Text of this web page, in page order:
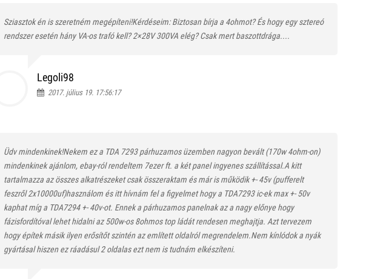
Sziasztok én is szeretném megépíteni!Kérdéseim: Biztosan bírja a 4ohmot? És hogy egy sztereó
rendszer esetén hány VA-os trafó kell? 2×28V 300VA elég? Csak mert baszottdrága....
Legoli98
2017. július 19. 17:56:17
Üdv mindenkinek!Nekem ez a TDA 7293 párhuzamos üzemben nagyon bevált (170w 4ohm-on)
mindenkinek ajánlom, ebay-ról rendeltem 7ezer ft. a két panel ingyenes szállítással.A kitt
tartalmazza az összes alkatrészeket csak összeraktam és már is működik +- 45v (pufferelt
feszről 2x10000uf)használom és itt hívnám fel a figyelmet hogy a TDA7293 ic-ek max +- 50v
kaphat míg a TDA7294 +- 40v-ot. Ennek a párhuzamos panelnak az a nagy előnye hogy
fázisfordítóval lehet hidalni az 500w-os 8ohmos top ládát rendesen meghajtja. Azt tervezem
hogy építek másik ilyen erősítőt szintén az említett oldalról megrendelem.Nem kínlódok a nyák
gyártásal hiszen ez ráadásul 2 oldalas ezt nem is tudnám elkészíteni.